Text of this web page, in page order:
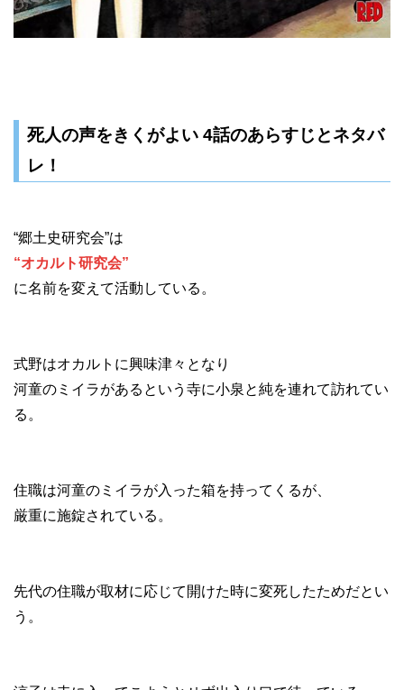
死人の声をきくがよい 4話のあらすじとネタバ
レ！
“郷土史研究会”は
“オカルト研究会”
に名前を変えて活動している。
式野はオカルトに興味津々となり
河童のミイラがあるという寺に小泉と純を連れて訪れてい
る。
住職は河童のミイラが入った箱を持ってくるが、
厳重に施錠されている。
先代の住職が取材に応じて開けた時に変死したためだとい
う。